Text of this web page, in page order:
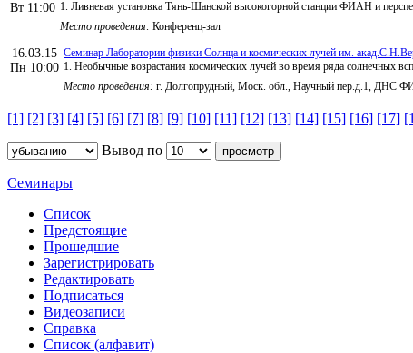
Вт 11:00 1. Ливневая установка Тянь-Шанской высокогорной станции ФИАН и
Место проведения: Конференц-зал
16.03.15
Пн 10:00
Семинар Лаборатории физики Солнца и космических лучей им.
1. Необычные возрастания космических лучей во время ряда
Место проведения: г. Долгопрудный, Моск. обл., Научный пер.д.1, ДНС
[1] [2] [3] [4] [5] [6] [7] [8] [9] [10] [11] [12] [13] [14] [15] [16] [17]
Вывод по
Семинары
Список
Предстоящие
Прошедшие
Зарегистрировать
Редактировать
Подписаться
Видеозаписи
Справка
Список (алфавит)